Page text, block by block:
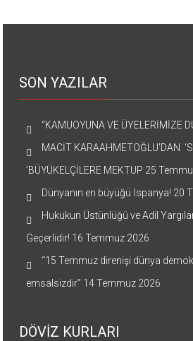
SON YAZILAR
“KAMUOYUNA VE ÜYELERİMİZE
MACİT KARAAHMETOĞLU’DAN
’BÜYÜKELÇİLERE MEKTUP 25
Dünyanın en büyüğü İspanya! 20
Hukukun Üstünlüğü ve Adil
Geçerlidir! 16 Temmuz 2026
“15 Temmuz direnişi dünya
emsalsizdir” 14 Temmuz 2026
DÖVİZ KURLARI